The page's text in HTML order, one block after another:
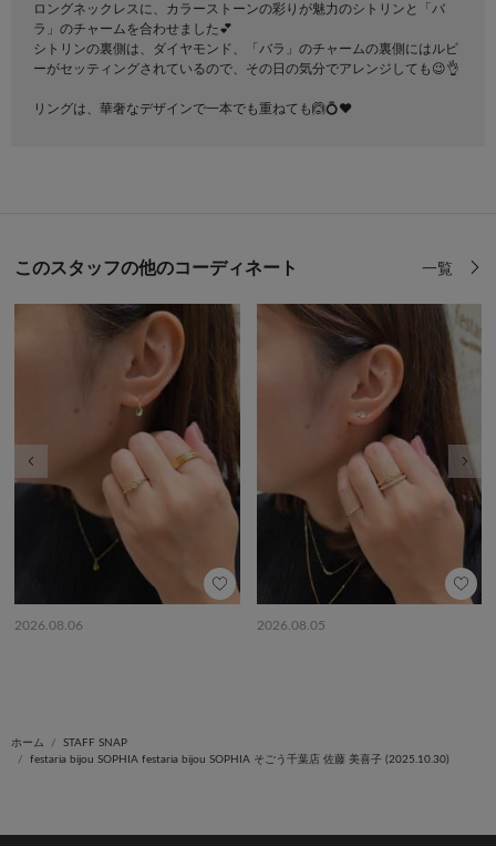
ロングネックレスに、カラーストーンの彩りが魅力のシトリンと「バ
ラ」のチャームを合わせました💕
シトリンの裏側は、ダイヤモンド、「バラ」のチャームの裏側にはルビ
ーがセッティングされているので、その日の気分でアレンジしても😉👌
リングは、華奢なデザインで一本でも重ねても🙆💍❤️
このスタッフの他のコーディネート 一覧
2026.08.06 2026.08.05
ホーム
STAFF SNAP
festaria bijou SOPHIA festaria bijou SOPHIA そごう千葉店 佐藤 美喜子 (2025.10.30)